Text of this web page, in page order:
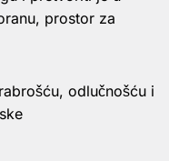
prostor za